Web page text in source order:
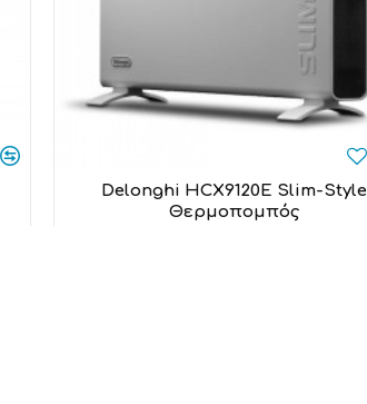
Delonghi HCX9120E Slim-Style
Θερμοπομπός